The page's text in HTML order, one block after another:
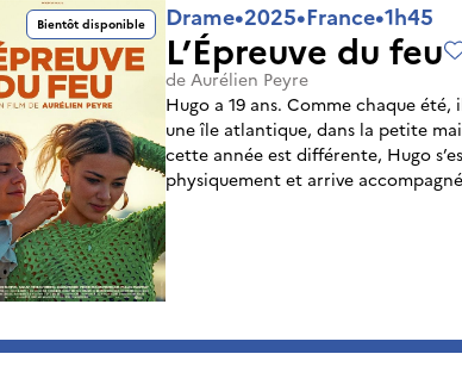
Bientôt disponible Drame•2025•France•1h45
L’Épreuve du feu
de Aurélien Peyre
Hugo a 19 ans. Comme chaque été,
une île atlantique, dans la petite
cette année est différente, Hugo
physiquement et arrive
Queen, une esthéticienne dont la
strassés détonnent avec la sobriété
homme. Rapidement, le couple
regards.